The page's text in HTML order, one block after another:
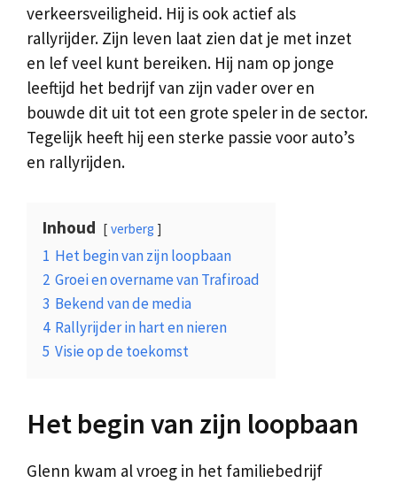
verkeersveiligheid. Hij is ook actief als
rallyrijder. Zijn leven laat zien dat je met inzet
en lef veel kunt bereiken. Hij nam op jonge
leeftijd het bedrijf van zijn vader over en
bouwde dit uit tot een grote speler in de sector.
Tegelijk heeft hij een sterke passie voor auto’s
en rallyrijden.
Inhoud verberg
1 Het begin van zijn loopbaan
2 Groei en overname van Trafiroad
3 Bekend van de media
4 Rallyrijder in hart en nieren
5 Visie op de toekomst
Het begin van zijn loopbaan
Glenn kwam al vroeg in het familiebedrijf